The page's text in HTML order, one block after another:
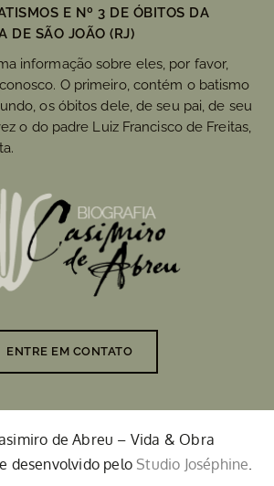
E Nº 3 DE ÓBITOS DA
DE SÃO JOÃO (RJ)
informação sobre eles, por favor,
O primeiro, contém o batismo
os óbitos dele, de seu pai, de seu
o do padre Luiz Francisco de Freitas,
ENTRE EM CONTATO
de Abreu – Vida & Obra
desenvolvido peloStudio Joséphine.